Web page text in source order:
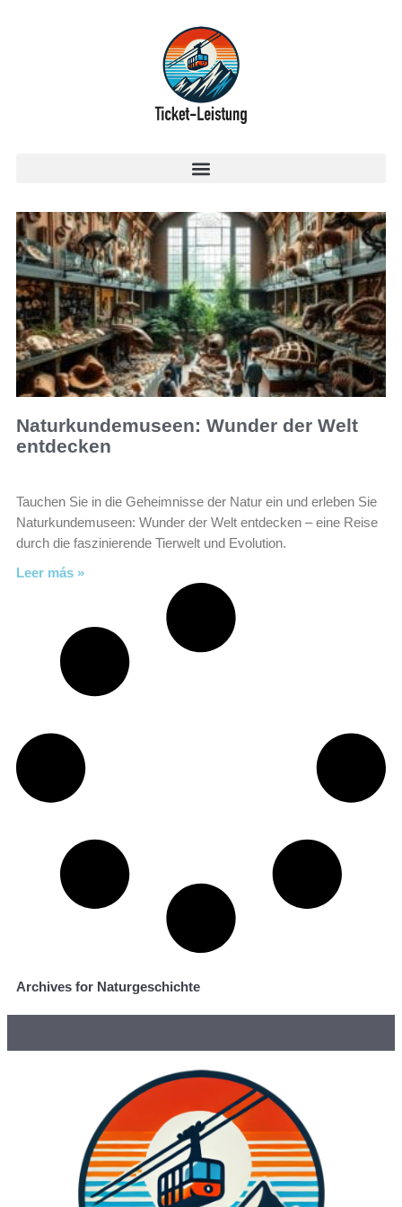
Naturkundemuseen: Wunder der Welt
entdecken
Tauchen Sie in die Geheimnisse der Natur ein und erleben Sie
Naturkundemuseen: Wunder der Welt entdecken – eine Reise
durch die faszinierende Tierwelt und Evolution.
Leer más »
Archives for Naturgeschichte